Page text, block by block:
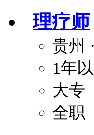
理疗师
贵州
1年
大专
全职